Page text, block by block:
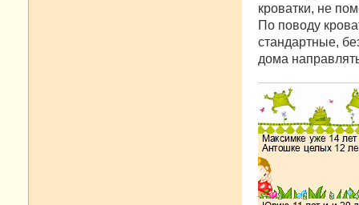
щ
е
и
е
кроватки, не
По поводу
стандартные,
дома